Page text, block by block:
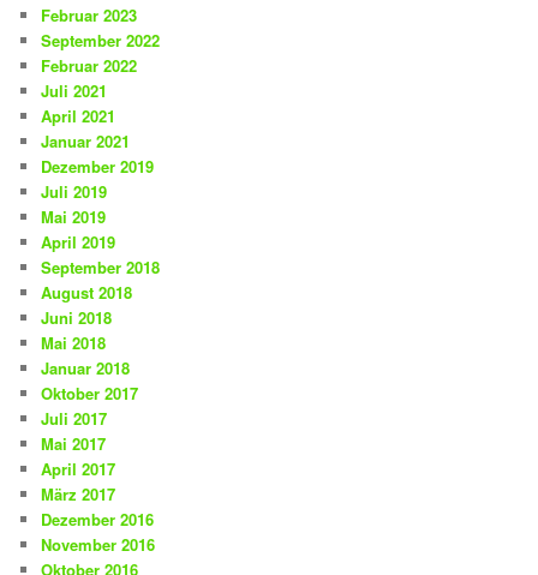
Februar 2023
September 2022
Februar 2022
Juli 2021
April 2021
Januar 2021
Dezember 2019
Juli 2019
Mai 2019
April 2019
September 2018
August 2018
Juni 2018
Mai 2018
Januar 2018
Oktober 2017
Juli 2017
Mai 2017
April 2017
März 2017
Dezember 2016
November 2016
Oktober 2016